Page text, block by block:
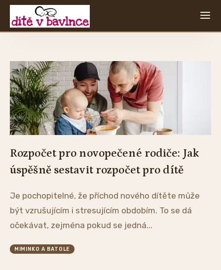
Rozpočet pro novopečené rodiče: Jak
úspěšně sestavit rozpočet pro dítě
Je pochopitelné, že příchod nového dítěte může
být vzrušujícím i stresujícím obdobím. To se dá
očekávat, zejména pokud se jedná...
MIMINKO A BATOLE